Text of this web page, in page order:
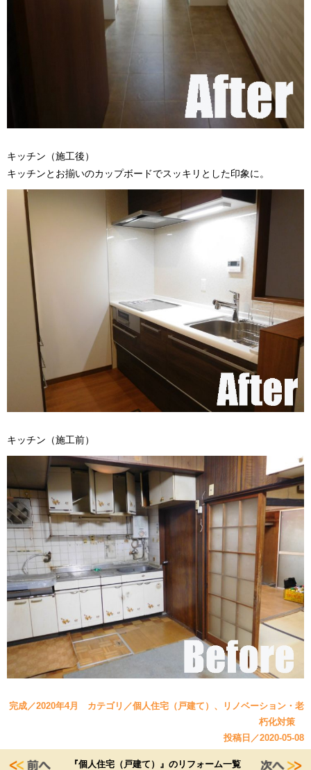
キッチン（施工後）
キッチンとお揃いのカップボードでスッキリとした印象に。
キッチン（施工前）
完成／2020年4月 カテゴリ／個人住宅（戸建て）、リノベーション・老
朽化対策
投稿日／2020-05-08
『個人住宅（戸建て）』のリフォーム一覧